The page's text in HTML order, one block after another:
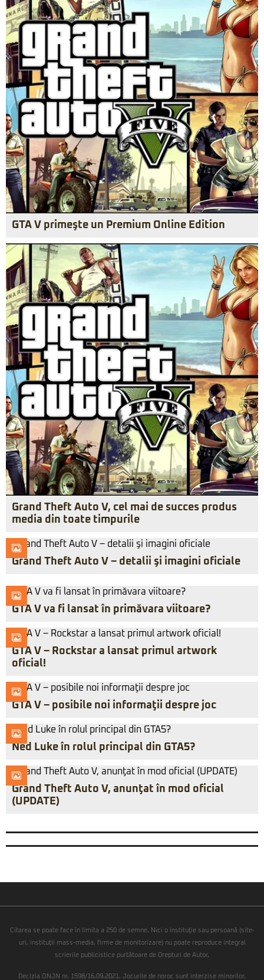
GTA V primeşte un Premium Online Edition
Grand Theft Auto V, cel mai de succes produs
media din toate timpurile
Grand Theft Auto V – detalii şi imagini oficiale
GTA V va fi lansat în primăvara viitoare?
GTA V – Rockstar a lansat primul artwork
oficial!
GTA V – posibile noi informaţii despre joc
Ned Luke în rolul principal din GTA5?
Grand Theft Auto V, anunţat în mod oficial
(UPDATE)
Citarea se poate face în limita a 250 de semne. Nici o instituţie sau persoană (site-
uri, instituţii mass-media, firme de monitorizare) nu poate reproduce integral
scrierile publicistice purtătoare de Drepturi de Autor.
Decizia ONJN nr. 1598/16.09.2021. Jocurile de noroc sunt interzise minorilor.